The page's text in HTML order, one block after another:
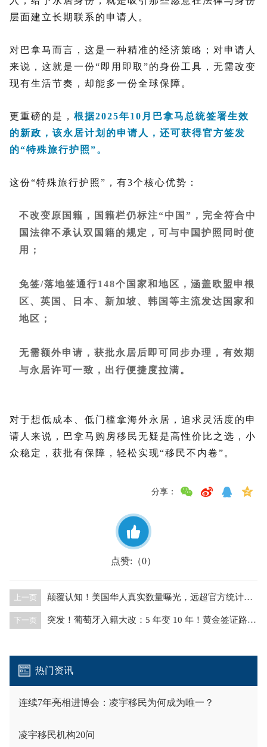
层面建立长期联系的申请人。
对巴拿马而言，这是一种精准的经济策略；对申请人
来说，这就是一份“即用即取”的身份工具，无需改变
现有生活节奏，却能多一份全球保障。
更重磅的是， 根据2025年10月巴拿马总统签署生效
的新政，该永居计划的申请人，还可获得官方签发
的“特殊旅行护照”。
这份“特殊旅行护照”，有3个核心优势：
不改变原国籍，国籍栏仍标注“中国”，完全符合中
国法律不承认双国籍的规定，可与中国护照同时使
用；
免签/落地签通行148个国家和地区，涵盖欧盟申根
区、英国、日本、新加坡、韩国等主流发达国家和
地区；
无需额外申请，获批永居后即可同步办理，有效期
与永居许可一致，出行便捷度拉满。
对于想低成本、低门槛拿海外永居，追求灵活度的申
请人来说，巴拿马购房移民无疑是高性价比之选，小
众稳定，获批有保障，轻松实现“移民不内卷”。
分享：
点赞:（0）
上一页 颠覆认知！美国华人真实数量曝光，远超官方统计，已成第三大移民群体
下一页 突发！葡萄牙入籍大改：5 年变 10 年！黄金签证路径彻底改写
热门资讯
连续7年亮相进博会：凌宇移民为何成为唯一？
凌宇移民机构20问